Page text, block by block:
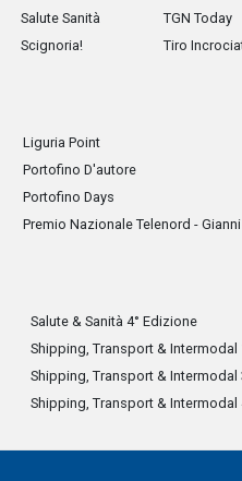
Salute Sanità
Scignoria!
TGN Today
Tiro
Liguria Point
Portofino D'autore
Portofino Days
Premio Nazionale Telenord -
Salute & Sanità 4° Edizione
Shipping, Transport & Intermodal
Shipping, Transport & Intermodal
Shipping, Transport & Intermodal